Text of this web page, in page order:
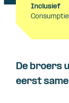
Inclusief
Consumptie
De broers
eerst